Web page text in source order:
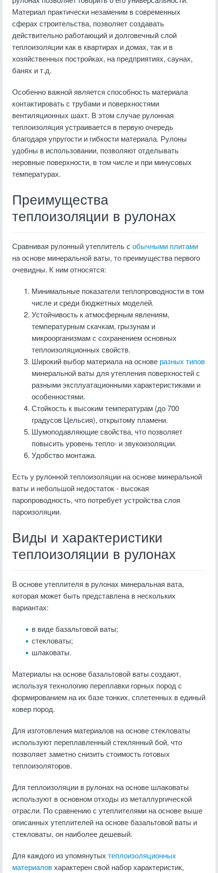
Материал практически незаменим в современных
сферах строительства, позволяет создавать
действительно работающий и долговечный слой
теплоизоляции как в квартирах и домах, так и в
хозяйственных постройках, на предприятиях, саунах,
банях и т.д.
Особенно важной является способность материала
контактировать с трубами и поверхностями
вентиляционных шахт. В этом случае рулонная
теплоизоляция устраивается в первую очередь
благодаря упругости и гибкости материала. Рулоны
удобны в использовании, позволяют отделывать
неровные поверхности, в том числе и при минусовых
температурах.
Преимущества
теплоизоляции в рулонах
Сравнивая рулонный утеплитель с обычными плитами
на основе минеральной ваты, то преимущества первого
очевидны. К ним относятся:
Минимальные показатели теплопроводности в том
числе и среди бюджетных моделей.
Устойчивость к атмосферным явлениям,
температурным скачкам, грызунам и
микроорганизмам с сохранением основных
теплоизоляционных свойств.
Широкий выбор материала на основе разных типов
минеральной ваты для утепления поверхностей с
разными эксплуатационными характеристиками и
особенностями.
Стойкость к высоким температурам (до 700
градусов Цельсия), открытому пламени.
Шумоподавляющие свойства, что позволяет
повысить уровень тепло- и звукоизоляции.
Удобство монтажа.
Есть у рулонной теплоизоляции на основе минеральной
ваты и небольшой недостаток - высокая
паропроводность, что потребует устройства слоя
пароизоляции.
Виды и характеристики
теплоизоляции в рулонах
В основе утеплителя в рулонах минеральная вата,
которая может быть представлена в нескольких
вариантах:
в виде базальтовой ваты;
стекловаты;
шлаковаты.
Материалы на основе базальтовой ваты создают,
используя технологию переплавки горных пород с
формированием на их базе тонких, сплетенных в единый
ковер пород.
Для изготовления материалов на основе стекловаты
используют переплавленный стеклянный бой, что
позволяет заметно снизить стоимость готовых
теплоизоляторов.
Для теплоизоляции в рулонах на основе шлаковаты
используют в основном отходы из металлургической
отрасли. По сравнению с утеплителями на основе выше
описанных утеплителей на основе базальтовой ваты и
стекловаты, он наиболее дешевый.
Для каждого из упомянутых теплоизоляционных
материаловхарактерен свой набор характеристик,